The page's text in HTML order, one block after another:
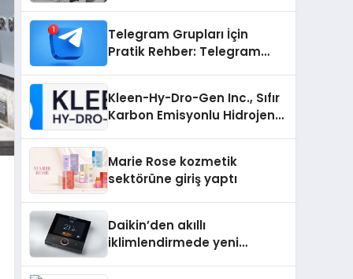
Telegram Grupları İçin
Pratik Rehber: Telegram
Kleen-Hy-Dro-Gen Inc., Sıfır
Karbon Emisyonlu Hidrojen
Aldı
Marie Rose kozmetik
sektörüne giriş yaptı
Daikin’den akıllı
iklimlendirmede yeni